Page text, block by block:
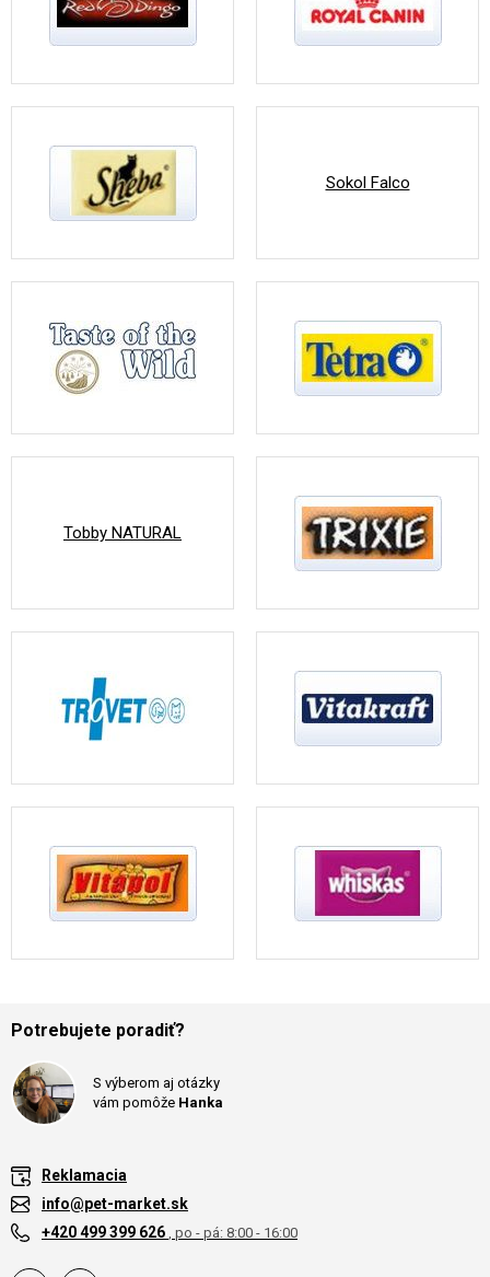
Sokol Falco
Tobby NATURAL
Potrebujete poradiť?
S výberom aj otázky
vám pomôže Hanka
Reklamacia
info@pet-market.sk
+420 499 399 626 , po - pá: 8:00 - 16:00